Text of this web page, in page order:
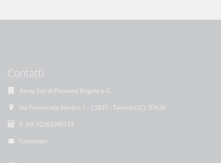
Contatti
Akros Sas di Pirovano Brigida e C.
Via Provinciale Nord n. 1 - 23837 - Taceno (LC), ITALIA
P. IVA 02263080133
Contattaci